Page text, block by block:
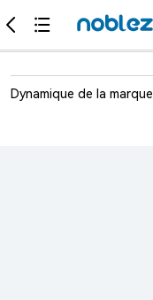
Dynamique de la marque